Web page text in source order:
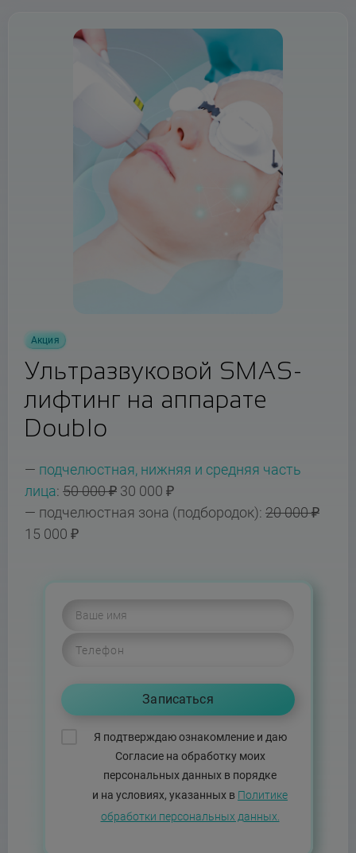
Акция
Ультразвуковой SMAS-
лифтинг на аппарате
Doublo
— подчелюстная, нижняя и средняя часть
лица: 50 000 ₽ 30 000 ₽
— подчелюстная зона (подбородок): 20 000 ₽
15 000 ₽
Я подтверждаю ознакомление и даю
Согласие на обработку моих
персональных данных в порядке
и на условиях, указанных в Политике
обработки персональных данных.